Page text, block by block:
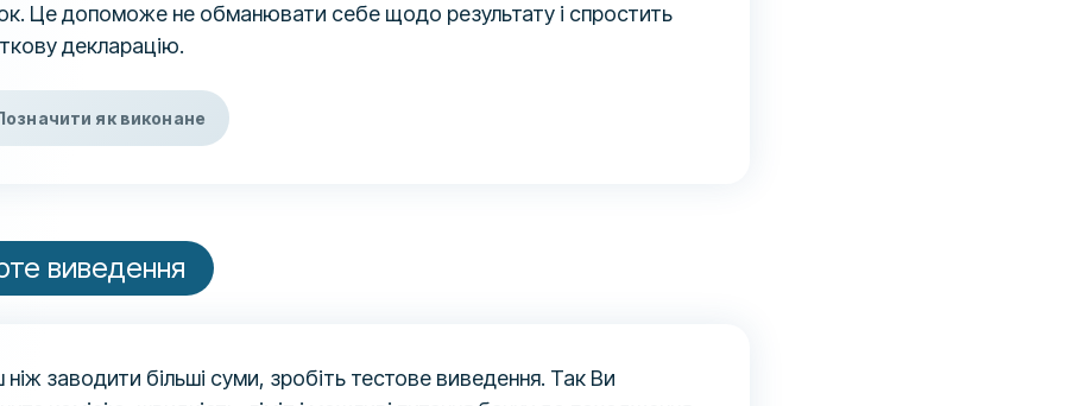
Це допоможе не обманювати себе щодо результату і спростить
декларацію.
як виконане
виведення
заводити більші суми, зробіть тестове виведення. Так Ви